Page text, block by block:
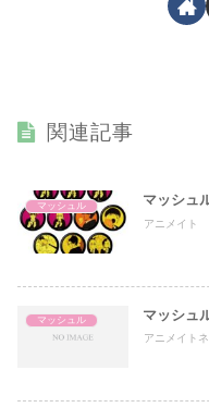
関連記事
マッシュル マッシュ
アニメイト
マッシュル マッシュ
アニメイト